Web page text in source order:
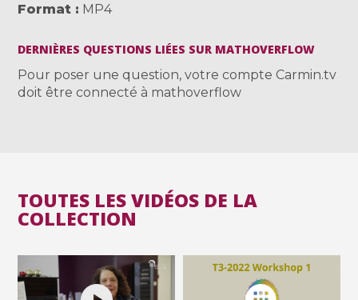
Format
MP4
DERNIÈRES QUESTIONS LIÉES SUR MATHOVERFLOW
Pour poser une question, votre compte Carmin.tv
doit être connecté à mathoverflow
TOUTES LES VIDÉOS DE LA
COLLECTION